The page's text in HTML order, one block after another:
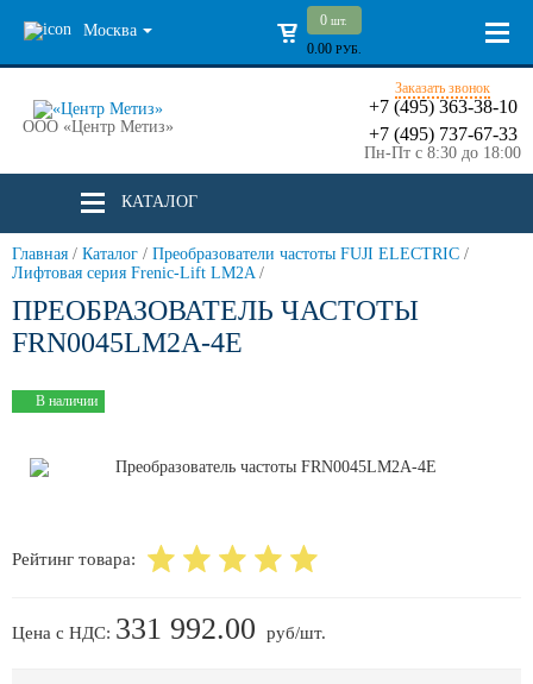
Москва
0 шт.
0.00 РУБ.
ООО «Центр Метиз»
Заказать звонок
+7 (495) 363-38-10
+7 (495) 737-67-33
Пн-Пт с 8:30 до 18:00
КАТАЛОГ
Главная / Каталог / Преобразователи частоты FUJI ELECTRIC /
Лифтовая серия Frenic-Lift LM2A /
ПРЕОБРАЗОВАТЕЛЬ ЧАСТОТЫ
FRN0045LM2A-4E
В наличии
Рейтинг товара:
Цена с НДС: 331 992.00 руб/шт.